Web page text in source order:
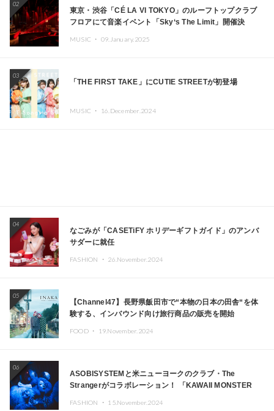
02
東京・渋谷「CÉ LA VI TOKYO」のルーフトップクラブ
フロアにて音楽イベント「Sky‘s The Limit」開催決
Kza（FORCE OF NATURE）ら日本を代表するDJ・クリ
MUSIC ・ 09.January.2025
03
「THE FIRST TAKE」にCUTIE STREETが初登場
MUSIC ・ 16.December.2024
04
なごみが「CASETiFY ホリデーギフトガイド」のアンバ
サダーに就任
FASHION ・ 26.November.2024
05
【Channel47】長野県飯田市で“本物の日本の田舎“を体
験する、インバウンド向け旅行商品の販売を開始
FOOD ・ 19.November.2024
06
ASOBISYSTEMと米ニューヨークのクラブ・The
Strangerがコラボレーション！ 「KAWAII MONSTER
FASHION ・ 15.November.2024